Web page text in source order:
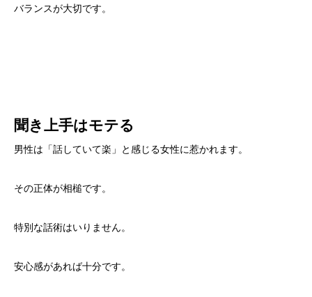
バランスが大切です。
聞き上手はモテる
男性は「話していて楽」と感じる女性に惹かれます。
その正体が相槌です。
特別な話術はいりません。
安心感があれば十分です。